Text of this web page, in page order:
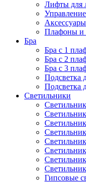
Лифты для
Плафоны и
Бра
Бра с 1
Бра с 2
Бра с 3
Подсветка
Подсветка
Светильники
Гипсовые